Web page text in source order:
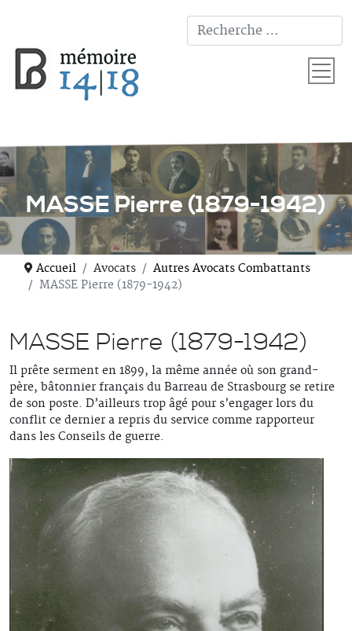
MASSE Pierre (1879-1942)
Accueil Avocats
Autres Avocats Combattants
MASSE Pierre (1879-1942)
MASSE Pierre (1879-1942)
Il prête serment en 1899, la même année où son grand-
père, bâtonnier français du Barreau de Strasbourg se retire
de son poste. D’ailleurs trop âgé pour s’engager lors du
conflit ce dernier a repris du service comme rapporteur
dans les Conseils de guerre.